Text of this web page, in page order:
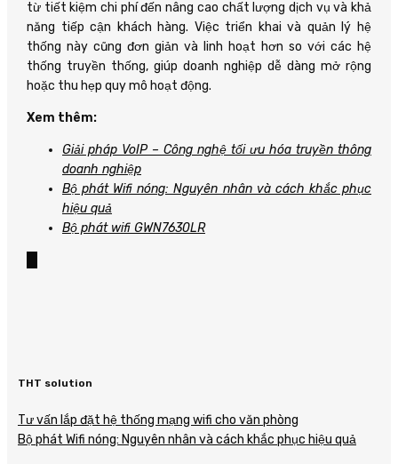
từ tiết kiệm chi phí đến nâng cao chất lượng dịch vụ và khả
năng tiếp cận khách hàng. Việc triển khai và quản lý hệ
thống này cũng đơn giản và linh hoạt hơn so với các hệ
thống truyền thống, giúp doanh nghiệp dễ dàng mở rộng
hoặc thu hẹp quy mô hoạt động.
Xem thêm:
Giải pháp VoIP – Công nghệ tối ưu hóa truyền thông
doanh nghiệp
Bộ phát Wifi nóng: Nguyên nhân và cách khắc phục
hiệu quả
Bộ phát wifi GWN7630LR
THT solution
Tư vấn lắp đặt hệ thống mạng wifi cho văn phòng
Bộ phát Wifi nóng: Nguyên nhân và cách khắc phục hiệu quả